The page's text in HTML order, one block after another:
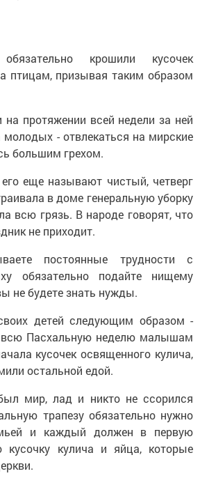
крошили кусочек
птицам, призывая таким образом
протяжении всей недели за ней
молодых - отвлекаться на мирские
большим грехом.
еще называют чистый, четверг
в доме генеральную уборку
всю грязь. В народе говорят, что
не приходит.
постоянные трудности с
обязательно подайте нищему
не будете знать нужды.
детей следующим образом -
всю Пасхальную неделю малышам
кусочек освященного кулича,
остальной едой.
мир, лад и никто не ссорился
трапезу обязательно нужно
и каждый должен в первую
кусочку кулича и яйца, которые